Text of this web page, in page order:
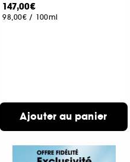
147,00€
98,00€ / 100ml
Ajouter au panier